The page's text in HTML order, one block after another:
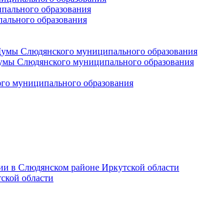
образования
образования
Слюдянского муниципального образования
Слюдянского муниципального образования
муниципального образования
в Слюдянском районе Иркутской области
области